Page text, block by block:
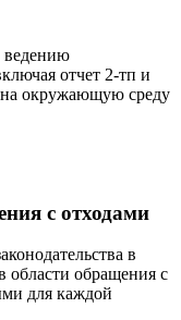
ведению
отчет 2-тп и
на окружающую среду
с отходами
в
области обращения с
для каждой